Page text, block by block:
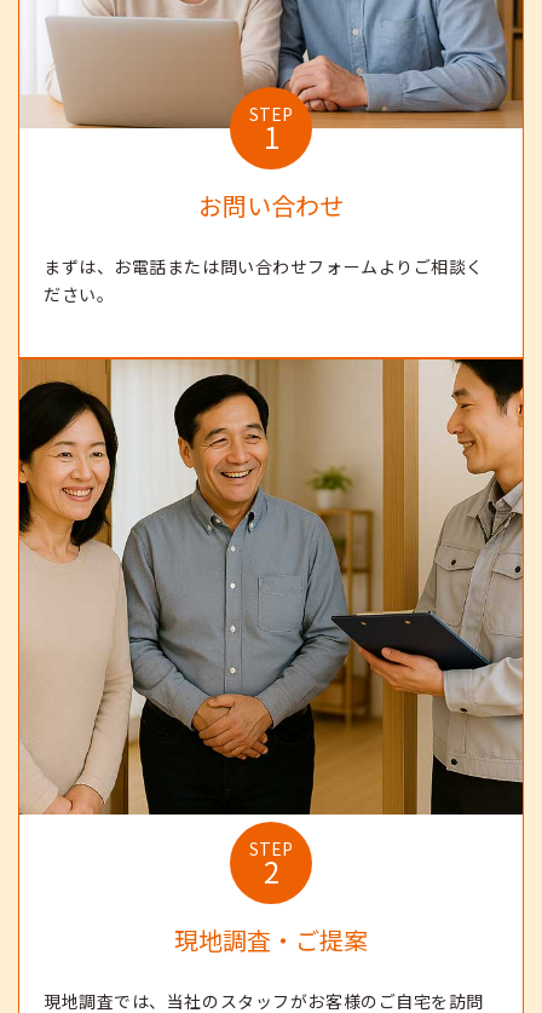
STEP
1
お問い合わせ
まずは、お電話または問い合わせフォームよりご相談く
ださい。
STEP
2
現地調査・ご提案
現地調査では、当社のスタッフがお客様のご自宅を訪問